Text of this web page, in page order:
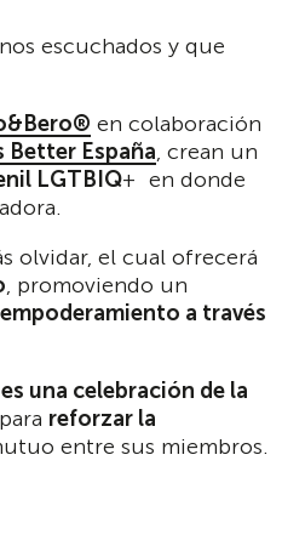
escuchados y que
en colaboración
Better España, crean un
LGTBIQ+ en donde
olvidar, el cual ofrecerá
, promoviendo un
a través
es una celebración de la
reforzar la
entre sus miembros.